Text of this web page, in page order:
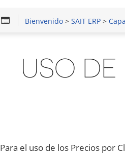
Bienvenido >SAIT ERP >
USO DE
Para el uso de los Precios por